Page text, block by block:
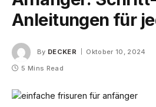
Anleitungen für
By DECKER Oktober 10, 2024
5 Mins Read